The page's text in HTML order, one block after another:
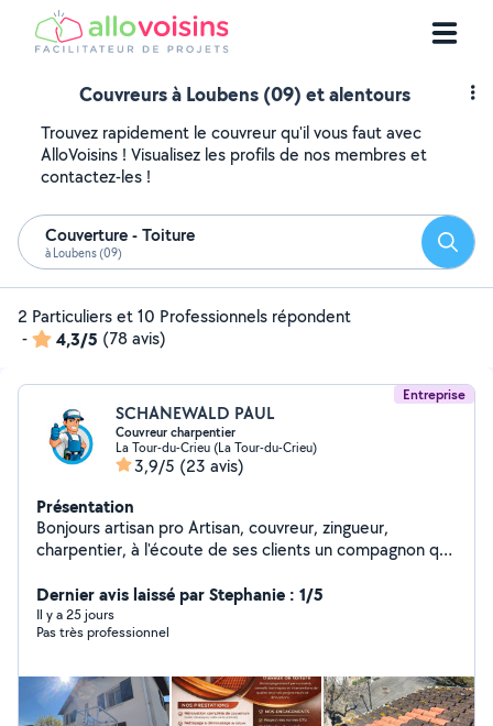
Couvreurs à Loubens (09) et alentours
Trouvez rapidement le couvreur qu'il vous faut avec
AlloVoisins ! Visualisez les profils de nos membres et
contactez-les !
Couverture - Toiture
à Loubens (09)
2 Particuliers et 10 Professionnels répondent
-
4,3/5 (78 avis)
Entreprise
SCHANEWALD PAUL
Couvreur charpentier
La Tour-du-Crieu (La Tour-du-Crieu)
3,9/5 (23 avis)
Présentation
Bonjours artisan pro Artisan, couvreur, zingueur,
charpentier, à l'écoute de ses clients un compagnon qui
dans toute l'Occitanie Déplacement rapide et efficace.
Devis rapidement effectué disponible 24/24 7/7
N'hésitez pas à me contacter
Dernier avis laissé par Stephanie : 1/5
Il y a 25 jours
Pas très professionnel